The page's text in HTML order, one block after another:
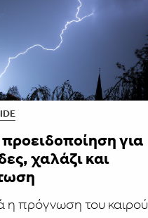
προειδοποίηση για
χαλάζι και
η πρόγνωση του καιρού